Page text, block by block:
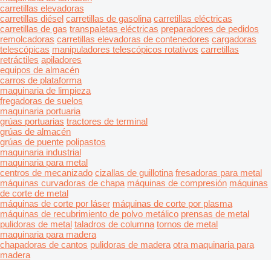
carretillas elevadoras
carretillas diésel carretillas de gasolina carretillas eléctricas
carretillas de gas transpaletas eléctricas preparadores de pedidos
remolcadoras carretillas elevadoras de contenedores cargadoras
telescópicas manipuladores telescópicos rotativos carretillas
retráctiles apiladores
equipos de almacén
carros de plataforma
maquinaria de limpieza
fregadoras de suelos
maquinaria portuaria
grúas portuarias tractores de terminal
grúas de almacén
grúas de puente polipastos
maquinaria industrial
maquinaria para metal
centros de mecanizado cizallas de guillotina fresadoras para metal
máquinas curvadoras de chapa máquinas de compresión máquinas
de corte de metal
máquinas de corte por láser máquinas de corte por plasma
máquinas de recubrimiento de polvo metálico prensas de metal
pulidoras de metal taladros de columna tornos de metal
maquinaria para madera
chapadoras de cantos pulidoras de madera otra maquinaria para
madera